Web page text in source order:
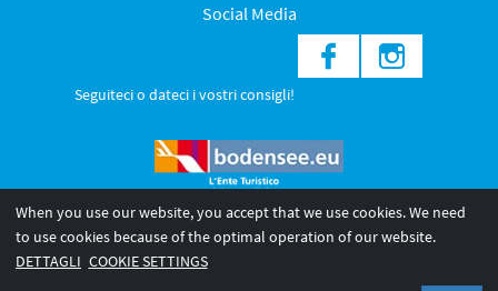
Social Media
Seguiteci o dateci i vostri consigli!
© 2026 Internationale Bodensee Tourismus GmbH
When you use our website, you accept that we use cookies. We need
to use cookies because of the optimal operation of our website.
DETTAGLI COOKIE SETTINGS